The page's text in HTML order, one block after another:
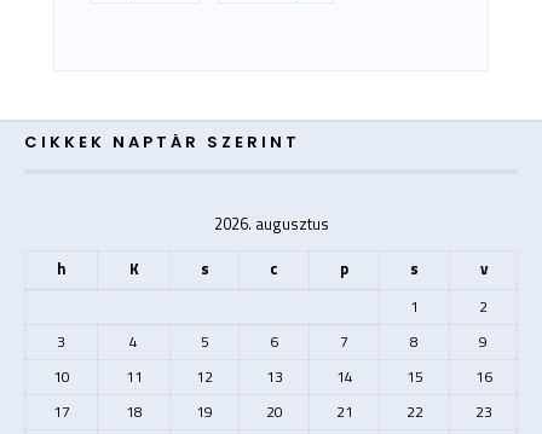
CIKKEK NAPTÁR SZERINT
2026. augusztus
h
K s c p s v
1
2
3
4 5 6 7 8
9
10
11 12 13 14 15
16
17
18 19 20 21 22
23